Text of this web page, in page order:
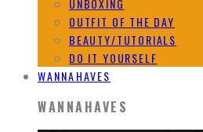
UNBOXING
OUTFIT OF THE DAY
BEAUTY/TUTORIALS
DO IT YOURSELF
WANNAHAVES
WANNAHAVES